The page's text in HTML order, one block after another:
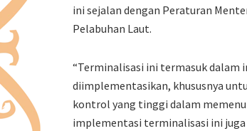
ini sejalan dengan Peraturan
Pelabuhan Laut.
“Terminalisasi ini termasuk
diimplementasikan, khususnya
kontrol yang tinggi dalam
implementasi terminalisasi ini